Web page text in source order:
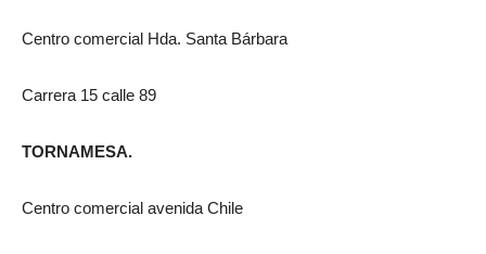
Centro comercial Hda. Santa Bárbara
Carrera 15 calle 89
TORNAMESA.
Centro comercial avenida Chile